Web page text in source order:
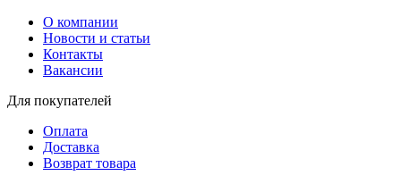
О компании
Новости и статьи
Контакты
Вакансии
Для покупателей
Оплата
Доставка
Возврат товара